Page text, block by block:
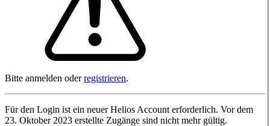
Bitte anmelden oderregistrieren.
Für den Login ist ein neuer Helios Account erforderlich. Vor dem
23. Oktober 2023 erstellte Zugänge sind nicht mehr gültig.